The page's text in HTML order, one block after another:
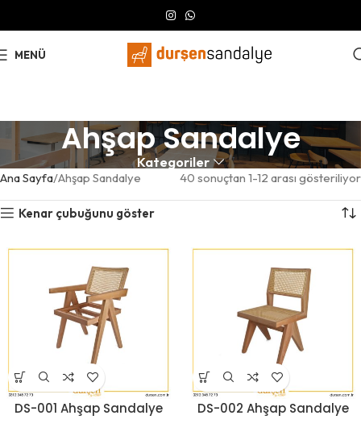
MENÜ
Ahşap Sandalye
Kategoriler
Ana Sayfa Ahşap Sandalye 40 sonuçtan 1-12 arası gösteriliyor
Kenar çubuğunu göster
DS-001 Ahşap Sandalye DS-002 Ahşap Sandalye